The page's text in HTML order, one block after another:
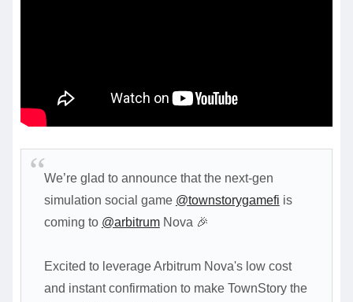
We’re glad to announce that the next-gen
simulation social game @townstorygamefi is
coming to @arbitrumNova 🎉
Excited to leverage Arbitrum Nova's low cost
and instant confirmation to make TownStory the